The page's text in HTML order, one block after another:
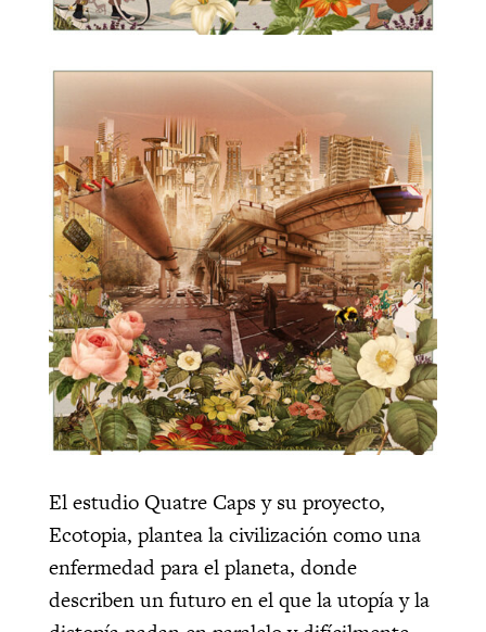
El estudio Quatre Caps y su proyecto,
Ecotopia, planteala civilización como una
enfermedad para el planeta, donde
describen un futuro en el que la utopía y la